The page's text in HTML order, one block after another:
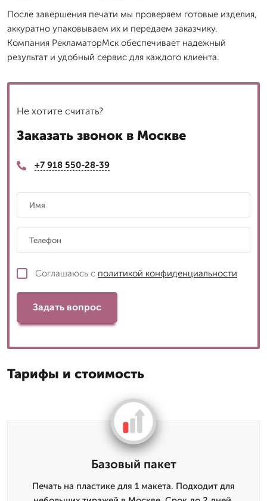
После завершения печати мы проверяем готовые изделия,
аккуратно упаковываем их и передаем заказчику.
Компания РекламаторМск обеспечивает надежный
результат и удобный сервис для каждого клиента.
Не хотите считать?
Заказать звонок в Москве
+7 918 550-28-39
Соглашаюсь с политикой конфиденциальности
Задать вопрос
Тарифы и стоимость
Базовый пакет
Печать на пластике для 1 макета. Подходит для